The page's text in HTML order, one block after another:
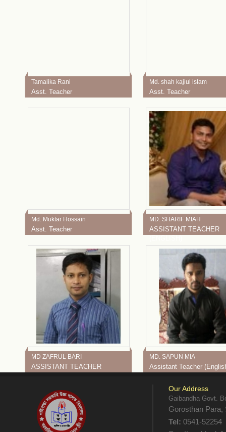
Tamalika Rani
Asst. Teacher
Md. shah kajiul islam
Asst. Teacher
Md. Muktar Hossain
Asst. Teacher
MD. SHARIF MIAH
ASSISTANT TEACHER
MD ZAFRUL BARI
ASSISTANT TEACHER
MD. SAPUN MIA
Assistant Teacher
Our Address
Gaibandha Govt.
Gorosthan Para,
Tel: 0541-52254